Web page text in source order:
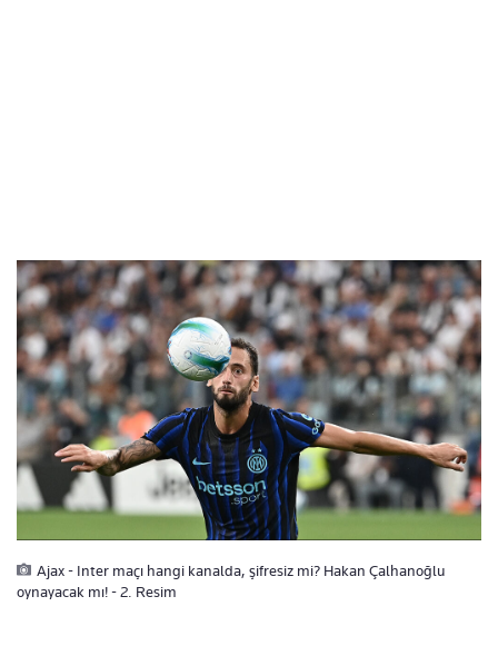
Ajax - Inter maçı hangi kanalda, şifresiz mi? Hakan Çalhanoğlu
oynayacak mı! - 2. Resim